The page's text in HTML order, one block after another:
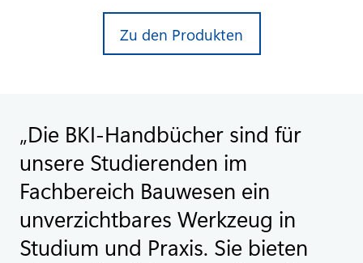
Zu den Produkten
Die BKI-Handbücher sind für
unsere Studierenden im
Fachbereich Bauwesen ein
unverzichtbares Werkzeug in
Studium und Praxis. Sie bieten